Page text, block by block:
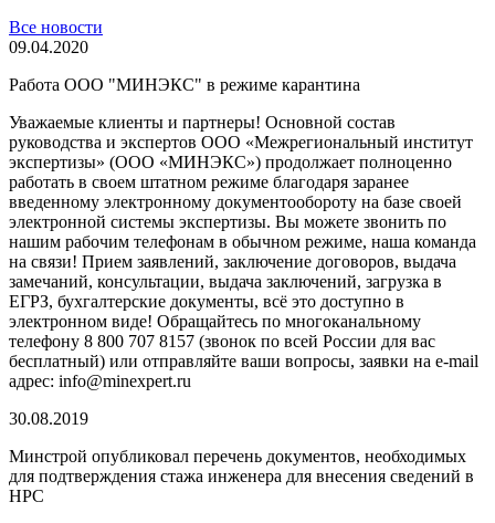
Все новости
09.04.2020
Работа ООО "МИНЭКС" в режиме карантина
Уважаемые клиенты и партнеры! Основной состав
руководства и экспертов ООО «Межрегиональный институт
экспертизы» (ООО «МИНЭКС») продолжает полноценно
работать в своем штатном режиме благодаря заранее
введенному электронному документообороту на базе своей
электронной системы экспертизы. Вы можете звонить по
нашим рабочим телефонам в обычном режиме, наша команда
на связи! Прием заявлений, заключение договоров, выдача
замечаний, консультации, выдача заключений, загрузка в
ЕГРЗ, бухгалтерские документы, всё это доступно в
электронном виде! Обращайтесь по многоканальному
телефону 8 800 707 8157 (звонок по всей России для вас
бесплатный) или отправляйте ваши вопросы, заявки на e-mail
адрес: info@minexpert.ru
30.08.2019
Минстрой опубликовал перечень документов, необходимых
для подтверждения стажа инженера для внесения сведений в
НРС